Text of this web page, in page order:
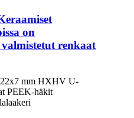
on
renkaat